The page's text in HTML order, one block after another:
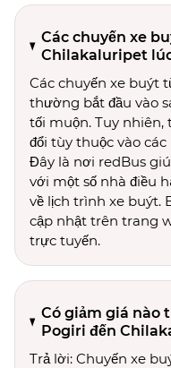
Các chuyến xe
Chilakaluripet
Các chuyến xe buýt
thường bắt đầu vào
tối muộn. Tuy
đổi tùy thuộc vào
Đây là nơi redBus
với một số nhà điều
về lịch trình xe buýt.
cập nhật trên trang
trực tuyến.
Có giảm giá nào
Pogiri đến
Trả lời: Chuyến xe